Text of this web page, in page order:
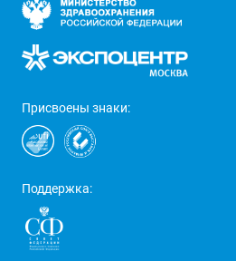
Присвоены знаки:
Поддержка: